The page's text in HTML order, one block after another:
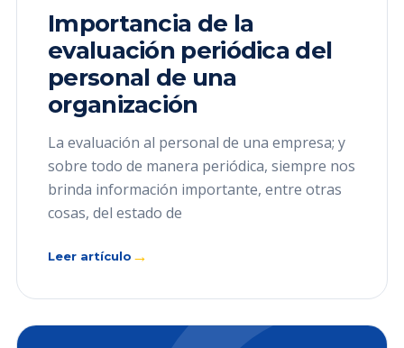
Importancia de la
evaluación periódica del
personal de una
organización
La evaluación al personal de una empresa; y
sobre todo de manera periódica, siempre nos
brinda información importante, entre otras
cosas, del estado de
Leer artículo →